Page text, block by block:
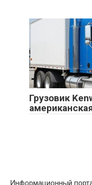
Грузовик
Информационный